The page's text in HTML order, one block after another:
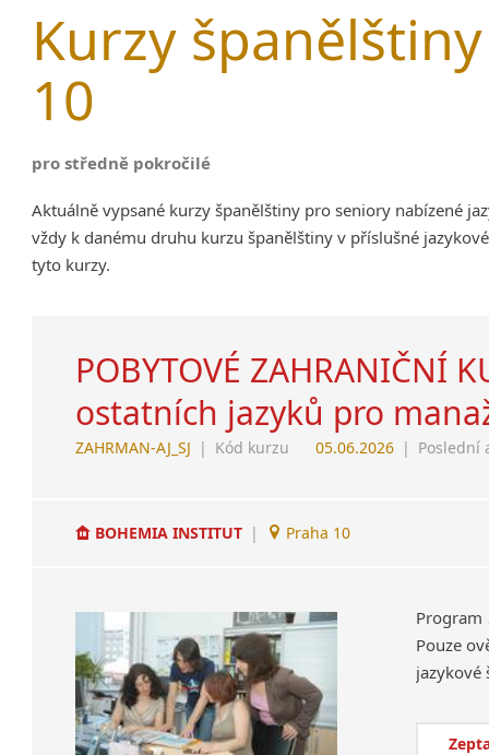
Kurzy
10
pro středně pokročilé
Aktuálně vypsané kurzy španělštiny pro seniory nabízené
vždy k danému druhu kurzu španělštiny v příslušné
tyto kurzy.
POBYTOVÉ ZAHRANIČNÍ
ostatních jazyků pro
ZAHRMAN-AJ_SJ | Kód kurzu 05.06.2026 | Poslední
BOHEMIA INSTITUT | Praha 10
Program
Pouze